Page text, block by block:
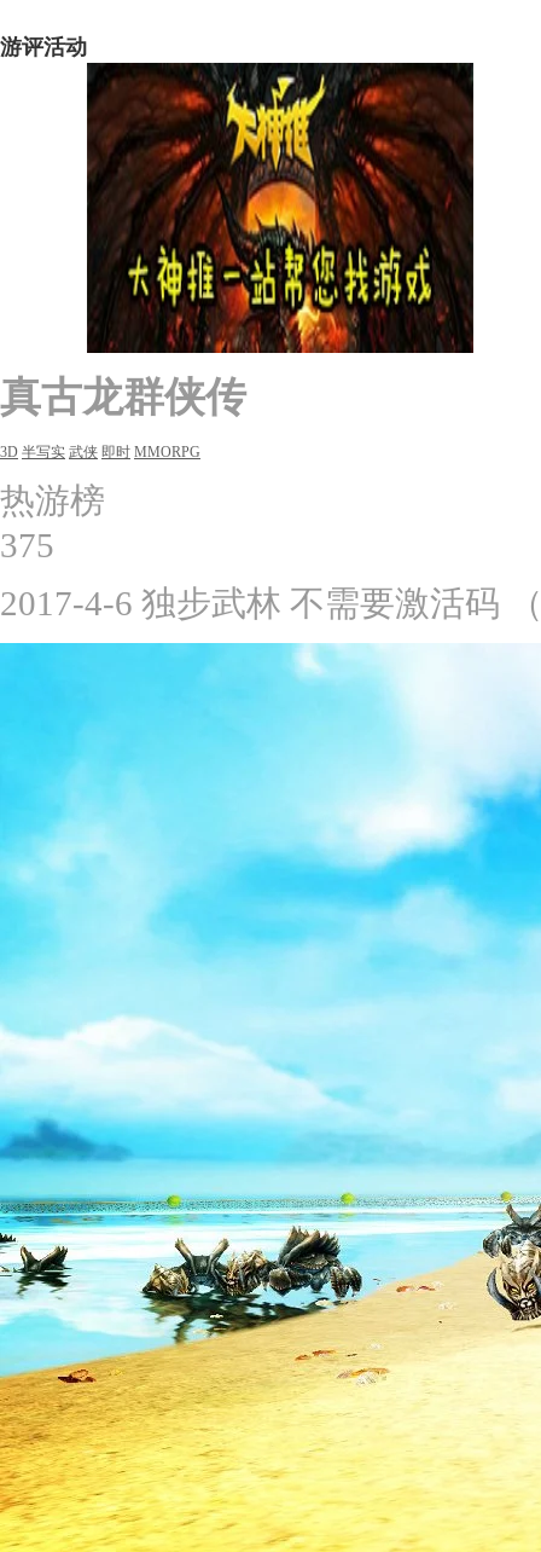
游评活动
真古龙群侠传
3D 半写实 武侠 即时 MMORPG
热游榜
375
2017-4-6 独步武林 不需要激活码